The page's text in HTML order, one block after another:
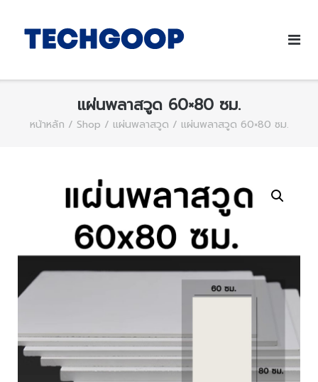
แผ่นพลาสวูด 60×80 ซม.
หน้าหลัก / Shop / แผ่นพลาสวูด / แผ่นพลาสวูด 60×80 ซม.